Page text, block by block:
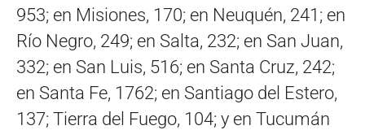
953; en Misiones, 170; en Neuquén, 241; en
Río Negro, 249; en Salta, 232; en San Juan,
332; en San Luis, 516; en Santa Cruz, 242;
en Santa Fe, 1762; en Santiago del Estero,
137; Tierra del Fuego, 104; y en Tucumán